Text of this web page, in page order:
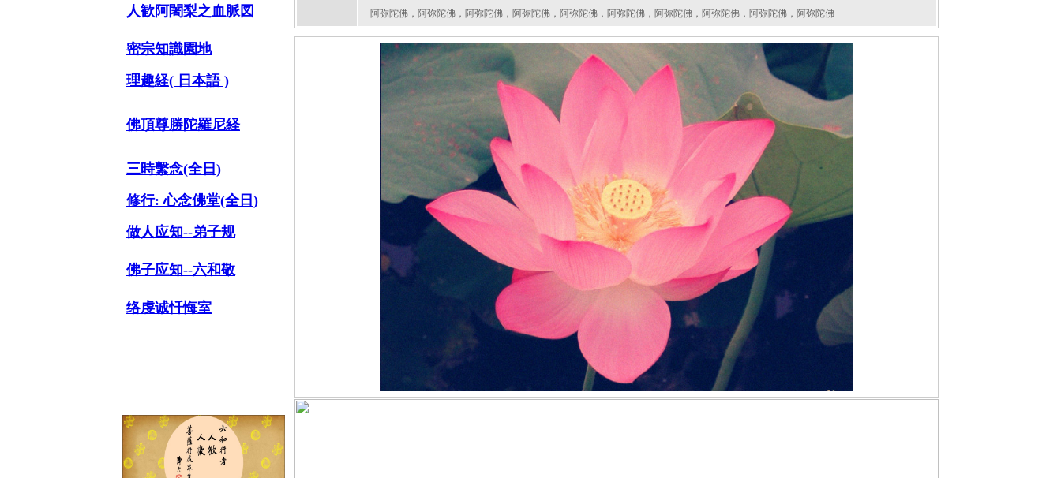
阿弥陀佛，阿弥陀佛，阿弥陀佛，阿弥陀佛，阿弥陀佛，阿弥陀佛，阿弥陀佛，阿弥陀佛，阿弥陀佛，阿弥陀佛
人歓阿闍梨之血脈図
密宗知識園地
理趣経( 日本語 )
佛頂尊勝陀羅尼経
三時繫念(全日)
修行:心念佛堂(全日)
做人应知--弟子规
佛子应知--六和敬
络虔诚忏悔室